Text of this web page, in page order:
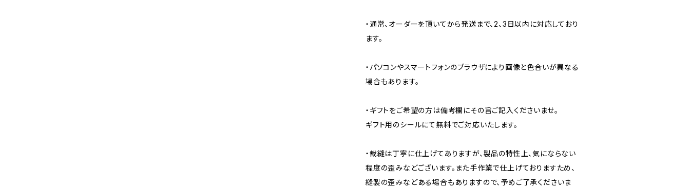
・通常、オーダーを頂いてから発送まで、2、3日以内に対応しており
ます。
・パソコンやスマートフォンのブラウザにより画像と色合いが異なる
場合もあります。
・ギフトをご希望の方は備考欄にその旨ご記入くださいませ。
ギフト用のシールにて無料でご対応いたします。
・裁縫は丁寧に仕上げてありますが、製品の特性上、気にならない
程度の歪みなどございます。また手作業で仕上げておりますため、
縫製の歪みなどある場合もありますので、予めご了承くださいま